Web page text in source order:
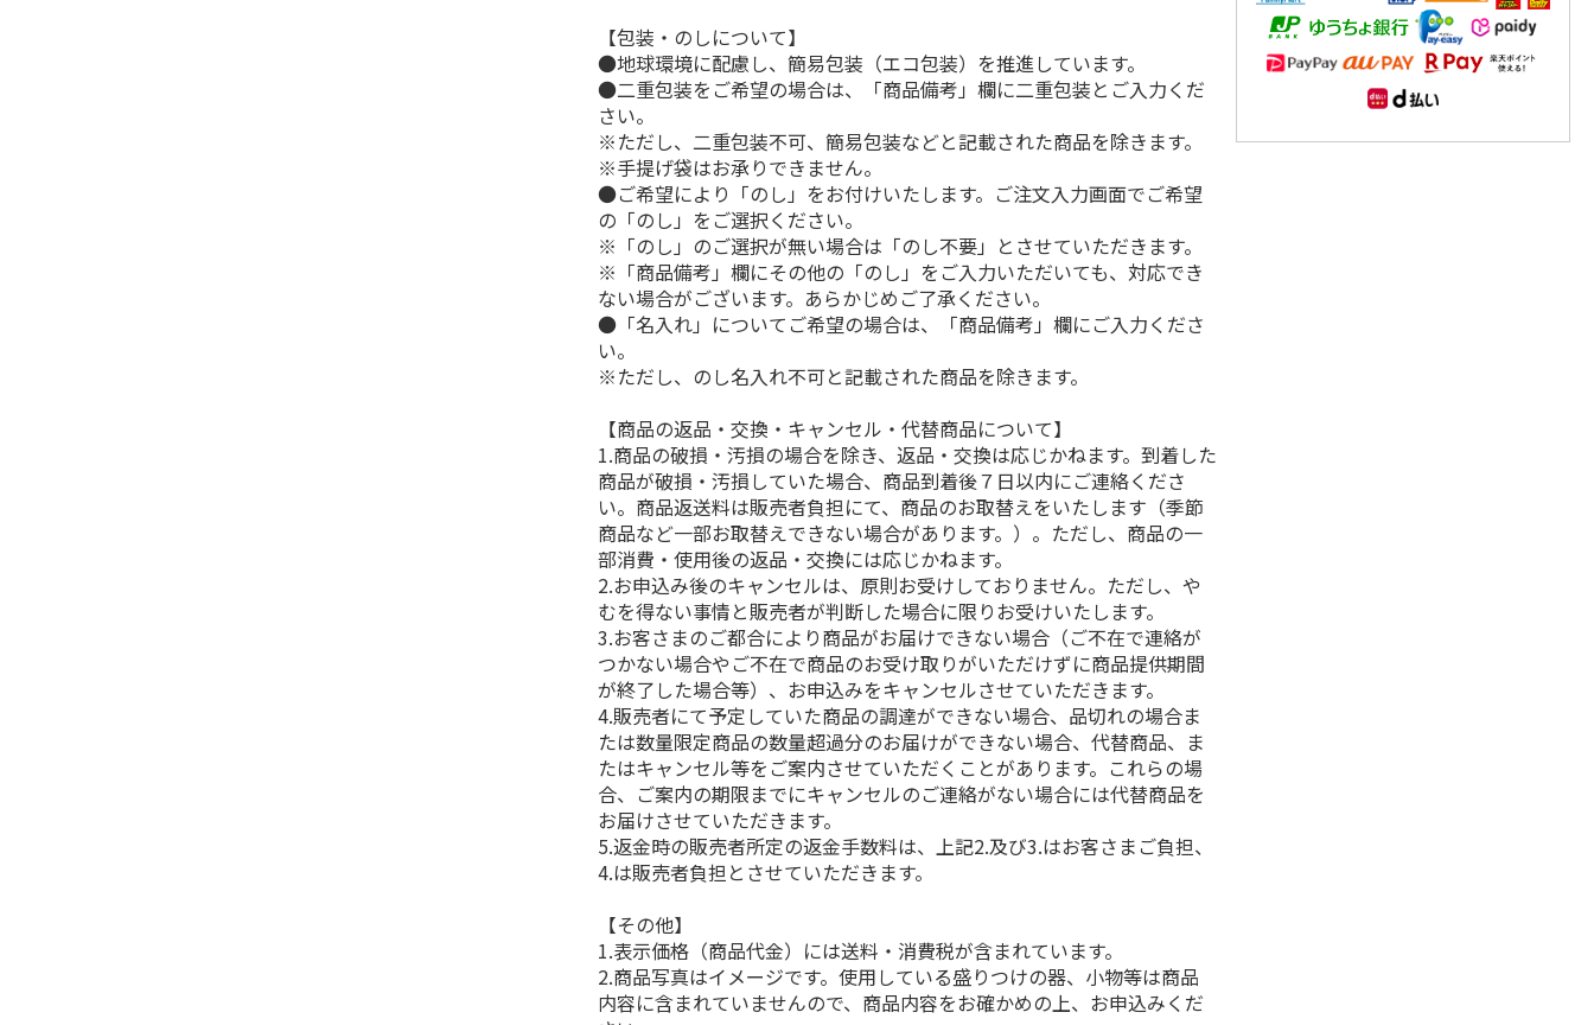
【包装・のしについて】
●地球環境に配慮し、簡易包装（エコ包装）を推進しています。
●二重包装をご希望の場合は、「商品備考」欄に二重包装とご入力くだ
さい。
※ただし、二重包装不可、簡易包装などと記載された商品を除きます。
※手提げ袋はお承りできません。
●ご希望により「のし」をお付けいたします。ご注文入力画面でご希望
の「のし」をご選択ください。
※「のし」のご選択が無い場合は「のし不要」とさせていただきます。
※「商品備考」欄にその他の「のし」をご入力いただいても、対応でき
ない場合がございます。あらかじめご了承ください。
●「名入れ」についてご希望の場合は、「商品備考」欄にご入力くださ
い。
※ただし、のし名入れ不可と記載された商品を除きます。
【商品の返品・交換・キャンセル・代替商品について】
1.商品の破損・汚損の場合を除き、返品・交換は応じかねます。到着した
商品が破損・汚損していた場合、商品到着後７日以内にご連絡くださ
い。商品返送料は販売者負担にて、商品のお取替えをいたします（季節
商品など一部お取替えできない場合があります。）。ただし、商品の一
部消費・使用後の返品・交換には応じかねます。
2.お申込み後のキャンセルは、原則お受けしておりません。ただし、や
むを得ない事情と販売者が判断した場合に限りお受けいたします。
3.お客さまのご都合により商品がお届けできない場合（ご不在で連絡が
つかない場合やご不在で商品のお受け取りがいただけずに商品提供期間
が終了した場合等）、お申込みをキャンセルさせていただきます。
4.販売者にて予定していた商品の調達ができない場合、品切れの場合ま
たは数量限定商品の数量超過分のお届けができない場合、代替商品、ま
たはキャンセル等をご案内させていただくことがあります。これらの場
合、ご案内の期限までにキャンセルのご連絡がない場合には代替商品を
お届けさせていただきます。
5.返金時の販売者所定の返金手数料は、上記2.及び3.はお客さまご負担、
4.は販売者負担とさせていただきます。
【その他】
1.表示価格（商品代金）には送料・消費税が含まれています。
2.商品写真はイメージです。使用している盛りつけの器、小物等は商品
内容に含まれていませんので、商品内容をお確かめの上、お申込みくだ